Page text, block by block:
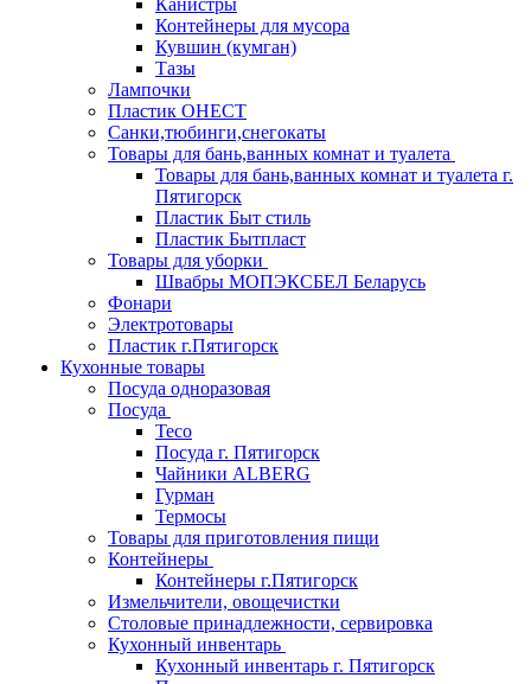
Канистры
Контейнеры для мусора
Кувшин (кумган)
Тазы
Лампочки
Пластик ОНЕСТ
Санки,тюбинги,снегокаты
Товары для бань,ванных комнат и туалета
Товары для бань,ванных комнат и туалета г.
Пятигорск
Пластик Быт стиль
Пластик Бытпласт
Товары для уборки
Швабры МОПЭКСБЕЛ Беларусь
Фонари
Электротовары
Пластик г.Пятигорск
Кухонные товары
Посуда одноразовая
Посуда
Teco
Посуда г. Пятигорск
Чайники ALBERG
Гурман
Термосы
Товары для приготовления пищи
Контейнеры
Контейнеры г.Пятигорск
Измельчители, овощечистки
Столовые принадлежности, сервировка
Кухонный инвентарь
Кухонный инвентарь г. Пятигорск